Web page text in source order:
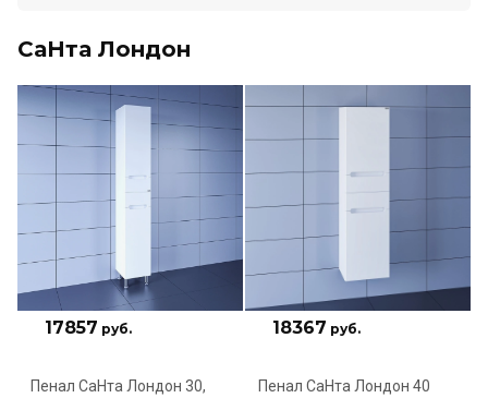
СаНта Лондон
17857 руб.
Пенал СаНта Лондон 30,
18367 руб.
Пенал СаНта Лондон 40